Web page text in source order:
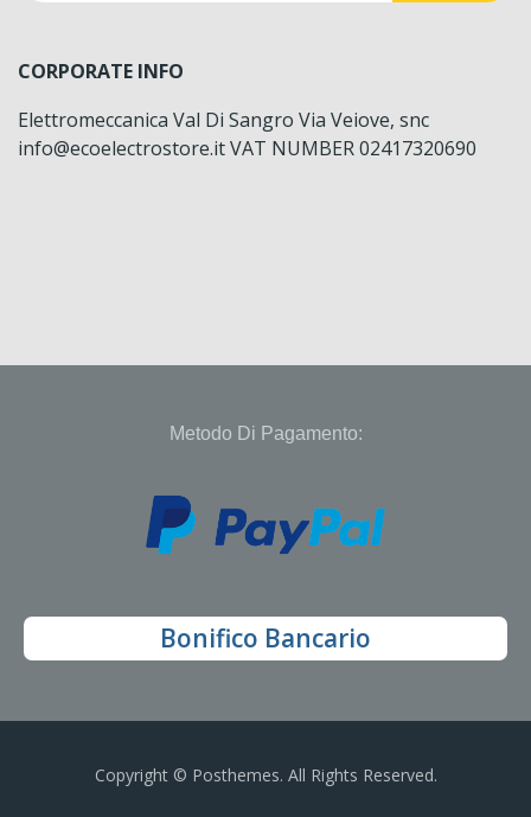
CORPORATE INFO
Elettromeccanica Val Di Sangro Via Veiove, snc
info@ecoelectrostore.it VAT NUMBER 02417320690
Metodo Di Pagamento:
Bonifico Bancario
Copyright © Posthemes. All Rights Reserved.